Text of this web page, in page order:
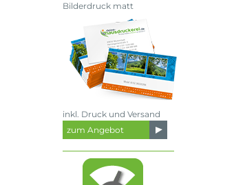
Bilderdruck matt
inkl. Druck und Versand
zum Angebot